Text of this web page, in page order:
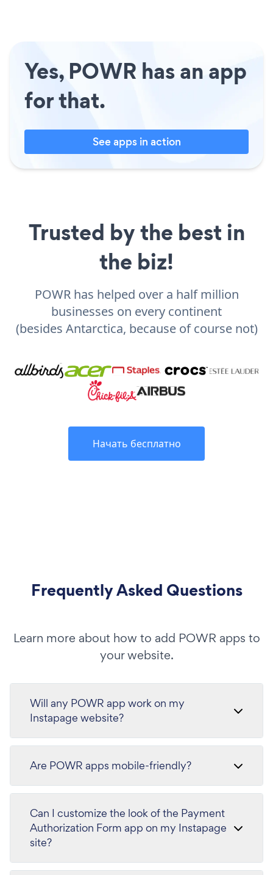
Yes, POWR has an app
for that.
See apps in action
Trusted by the best in
the biz!
POWR has helped over a half million
businesses on every continent
(besides Antarctica, because of course not)
Начать бесплатно
Frequently Asked Questions
Learn more about how to add POWR apps to
your website.
Will any POWR app work on my
Instapage website?
Are POWR apps mobile-friendly?
Can I customize the look of the Payment
Authorization Form app on my Instapage
site?